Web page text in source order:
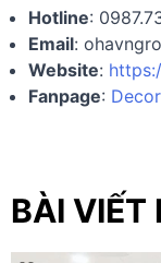
Hotline:
Email:
Website:
Fanpage:
BÀI VIẾT